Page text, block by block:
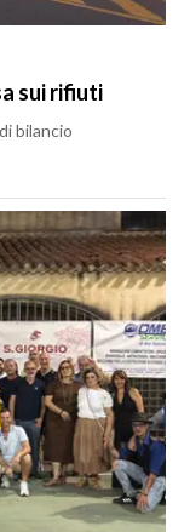
sui rifiuti
bilancio